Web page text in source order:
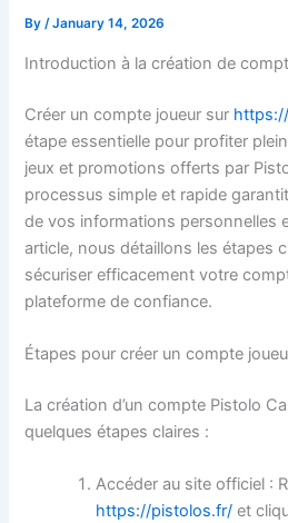
By/January 14, 2026
Introduction à la création de
Créer un compte joueur sur
étape essentielle pour profiter
jeux et promotions offerts par
processus simple et rapide
de vos informations personnelles
article, nous détaillons les étapes
sécuriser efficacement votre
plateforme de confiance.
Étapes pour créer un compte
La création d’un compte Pistolo
quelques étapes claires :
Accéder au site officiel :
https://pistolos.fr/ et